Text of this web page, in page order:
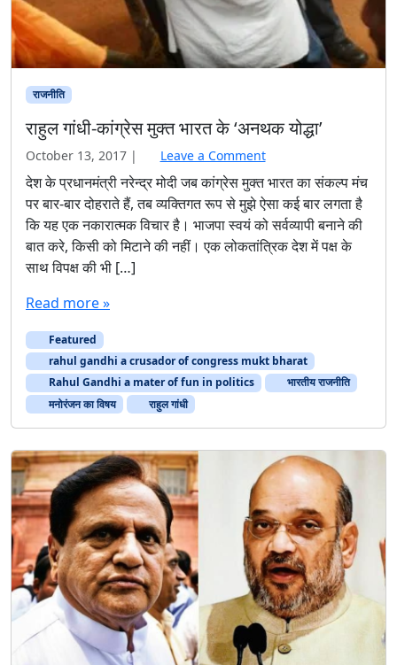
राजनीति
राहुल गांधी-कांग्रेस मुक्त भारत के ‘अनथक योद्धा’
October 13, 2017 | Leave a Comment
देश के प्रधानमंत्री नरेन्द्र मोदी जब कांग्रेस मुक्त भारत का संकल्प मंच
पर बार-बार दोहराते हैं, तब व्यक्तिगत रूप से मुझे ऐसा कई बार लगता है
कि यह एक नकारात्मक विचार है। भाजपा स्वयं को सर्वव्यापी बनाने की
बात करे, किसी को मिटाने की नहीं। एक लोकतांत्रिक देश में पक्ष के
साथ विपक्ष की भी […]
Read more »
Featured
rahul gandhi a crusador of congress mukt bharat
Rahul Gandhi a mater of fun in politics
भारतीय राजनीति
मनोरंजन का विषय
राहुल गांधी